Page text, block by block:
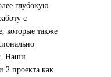
глубокую
с
которые также
Наши
2 проекта как